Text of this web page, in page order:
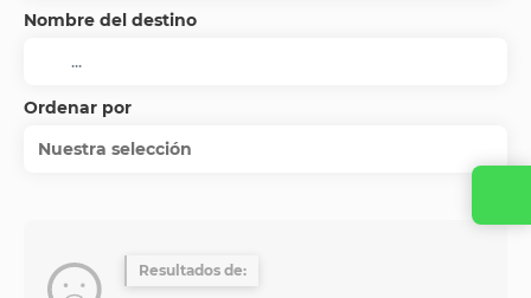
Nombre del destino
Ordenar por
Nuestra selección
Resultados de: